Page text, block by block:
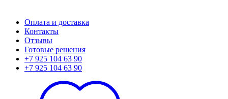
Оплата и доставка
Контакты
Отзывы
Готовые решения
+7 925 104 63 90
+7 925 104 63 90